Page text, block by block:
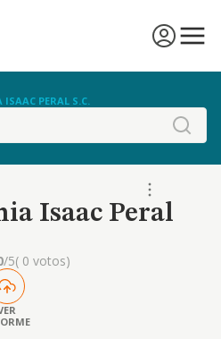
PERAL S.C.
Isaac Peral
/5( 0 votos)